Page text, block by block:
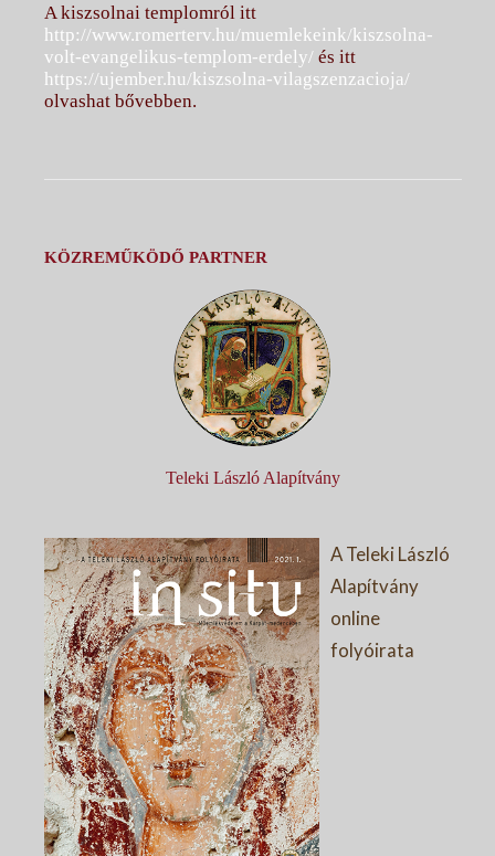
A kiszsolnai templomról itt
http://www.romerterv.hu/muemlekeink/kiszsolna-
volt-evangelikus-templom-erdely/és itt
https://ujember.hu/kiszsolna-vilagszenzacioja/
olvashat bővebben.
KÖZREMŰKÖDŐ PARTNER
Teleki László Alapítvány
A Teleki László
Alapítvány
online
folyóirata